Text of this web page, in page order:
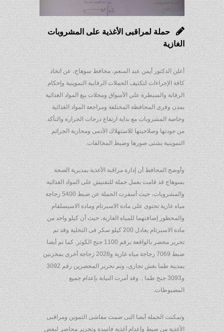
حملة لمراقبى الأغذية على المشروبات
الغازية
أعلن الدكتور أيمن عبد المنعم، محافظ سوهاج، عن اتخاذ
كافة الإجراءات لتكثيف الحملات الرقابية التموينية وإحكام
الرقابة والسيطرة علي الأسواق ومحلات بيع المواد الغذائية
بمدن وقرى المحافظة المختلفة ومراجعة المواد الغذائية
وخاصة المشروبات مع بداية ارتفاع درجات الحرارة والتأكد
من جودتها وصلاحيتها للاستهلاك الآدمى ومحاربة الجرائم
التموينية بشتى صورها وضبط المخالفات.
وأوضح المحافظ أن إدارة مراقبة الأغذية بمديرية الصحة
بسوهاج قد قامت بعمل حملة للتفتيش على المواد الغذائية
والمشروبات، حيث أسفرت الحملة عن ضبط 5400 زجاجة
مياه غازية تحتوى على مادة الاسبرتام ومادة الاسيسلفام
والمحظور إضافتهما للمياه الغازية، حيث أن كيلو واحد من
مادة الاسبرتام يعادل 200 كيلو سكر فى التحلية وقد تم
تحرير محضر بالواقعة برقم 1100 جنح الكوثر. كما تم أيضا
ضبط 7069 زجاجة مياه غازية و2028 زجاجة أخرى بمخزنين
بمدينة طما بغش تجارى، وتم تحرير المحضرين رقم 3092
و3093 جنح طما .. وقد أمرت النيابة بإعدام جميع
المضبوطات.
وتمكنت الحملة أيضا التى ضمت مفاشى التموين ومراقبى
الأغذية من ضبط وإعدام أغذية فاسدة وتحرير محاضر لبعض